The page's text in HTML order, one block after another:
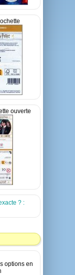
ouverte
? :
options en